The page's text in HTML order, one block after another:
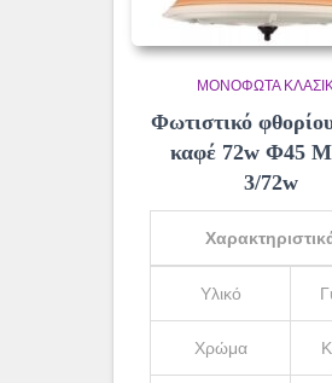
ΜΟΝΌΦΩΤΑ
Φωτιστικό
καφέ 72w Φ45
3/72w
Υλικό
Χρώμα